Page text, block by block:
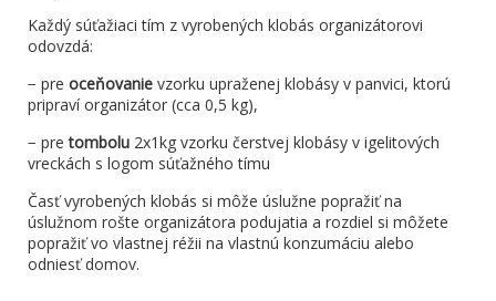
Každý súťažiaci tím z vyrobených klobás organizátorovi
odovzdá:
− pre oceňovanie vzorku upraženej klobásy v panvici, ktorú
pripraví organizátor (cca 0,5 kg),
− pretombolu 2x1kg vzorku čerstvej klobásy v igelitových
vreckách s logom súťažného tímu
Časť vyrobených klobás si môže úslužne popražiť na
úslužnom rošte organizátora podujatia a rozdiel si môžete
popražiť vo vlastnej réžii na vlastnú konzumáciu alebo
odniesť domov.